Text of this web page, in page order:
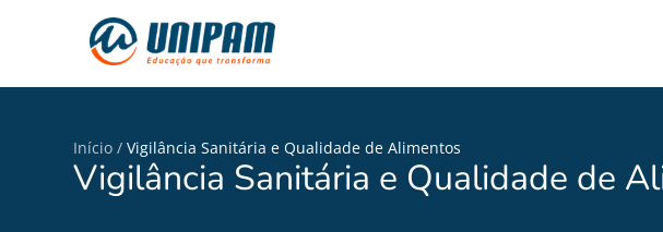
Início / Vigilância Sanitária e Qualidade de Alimentos
Vigilância Sanitária e Qualidade de